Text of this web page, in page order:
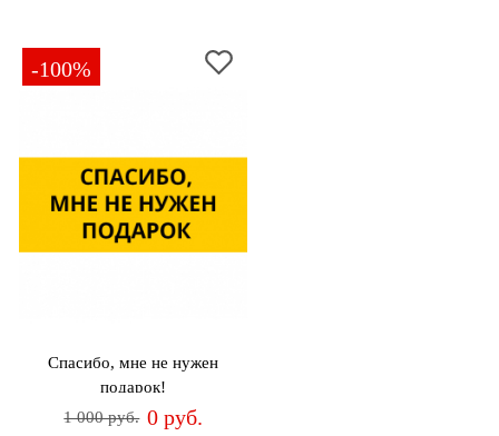
-100%
Спасибо, мне не нужен
подарок!
1 000 руб. 0 руб.